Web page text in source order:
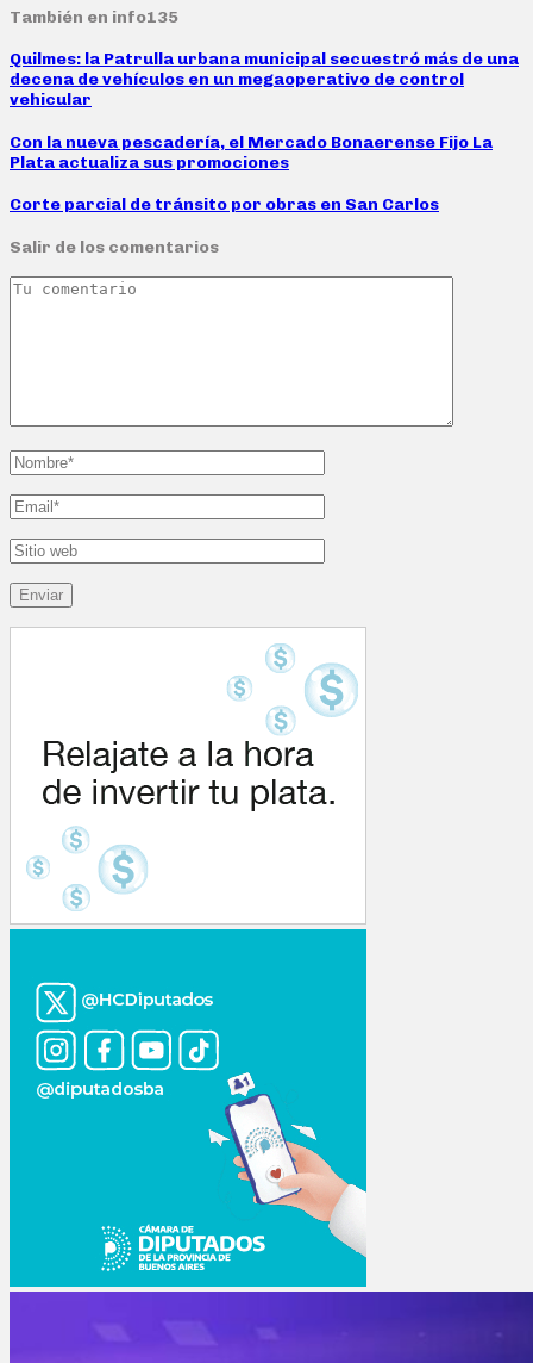
También en info135
Quilmes: la Patrulla urbana municipal secuestró más de una
decena de vehículos en un megaoperativo de control
vehicular
Con la nueva pescadería, el Mercado Bonaerense Fijo La
Plata actualiza sus promociones
Corte parcial de tránsito por obras en San Carlos
Salir de los comentarios